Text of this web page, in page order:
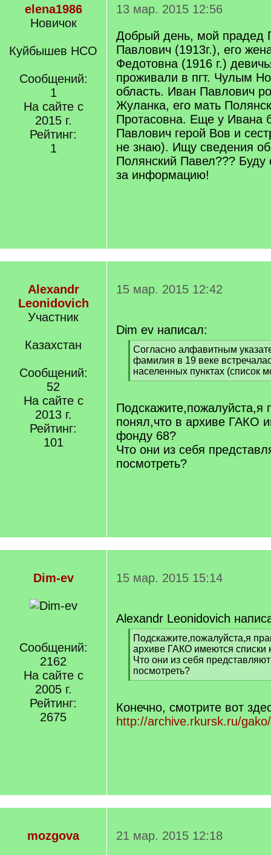
elena1986
Новичок
Куйбышев НСО
Сообщений:
1
На сайте с
2015 г.
Рейтинг:
1
13 мар. 2015 12:56
Добрый день, мой прадед
Павлович (1913г.), его
Федотовна (1916 г.)
проживали в пгт. Чулым
область. Иван Павлович
Жуланка, его мать
Протасовна. Еще у Ивана
Павлович герой Вов и
не знаю). Ищу сведения
Полянский Павел??? Буду
за информацию!
Alexandr
Leonidovich
Участник
Казахстан
Сообщений:
52
На сайте с
2013 г.
Рейтинг:
101
15 мар. 2015 12:42
Dim ev написал:
[
q
]
Согласно алфавитным
фамилия в 19 веке
населенных пунктах (список
[
q
]
Подскажите,пожалуйста,я
понял,что в архиве ГАКО
фонду 68?
Что они из себя
посмотреть?
Dim-ev
Сообщений:
2162
На сайте с
2005 г.
Рейтинг:
2675
15 мар. 2015 15:14
Alexandr Leonidovich
[
q
]
Подскажите,пожалуйста,я
архиве ГАКО имеются списки
Что они из себя
посмотреть?
[
q
]
Конечно, смотрите вот
http://archive.rkursk.ru/
mozgova
21 мар. 2015 12:18